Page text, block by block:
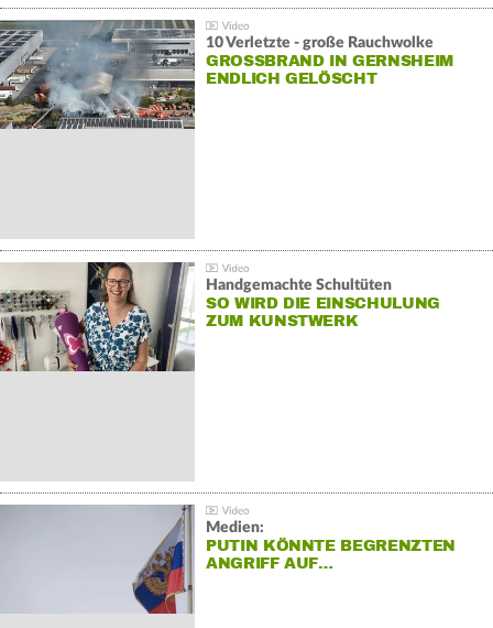
10 Verletzte - große Rauchwolke
GROSSBRAND IN GERNSHEIM E
NDLICH GELÖSCHT
Handgemachte Schultüten
SO WIRD DIE EINSCHULUNG
ZUM KUNSTWERK
Medien:
PUTIN KÖNNTE BEGRENZTEN
ANGRIFF AUF…